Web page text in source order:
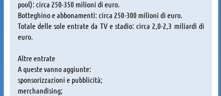
pool): circa 250-350 milioni di euro.
Botteghino e abbonamenti: circa 250-300 milioni di euro.
Totale delle sole entrate da TV e stadio: circa 2,0-2,3 miliardi di
euro.
Altre entrate
A queste vanno aggiunte:
sponsorizzazioni e pubblicità;
merchandising;